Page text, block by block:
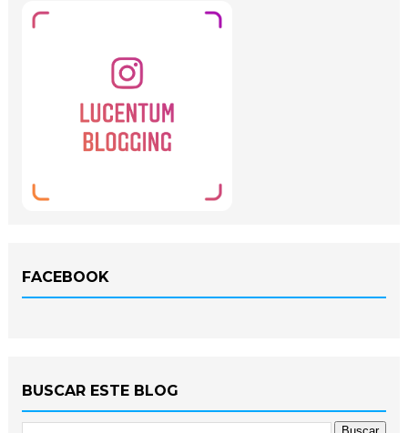
FACEBOOK
BUSCAR ESTE BLOG